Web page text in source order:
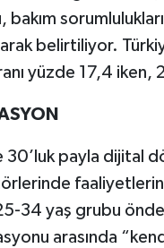
bakım
belirtiliyor.
yüzde 17,4
30’luk payla dijital
25-34 yaş grubu
arasında